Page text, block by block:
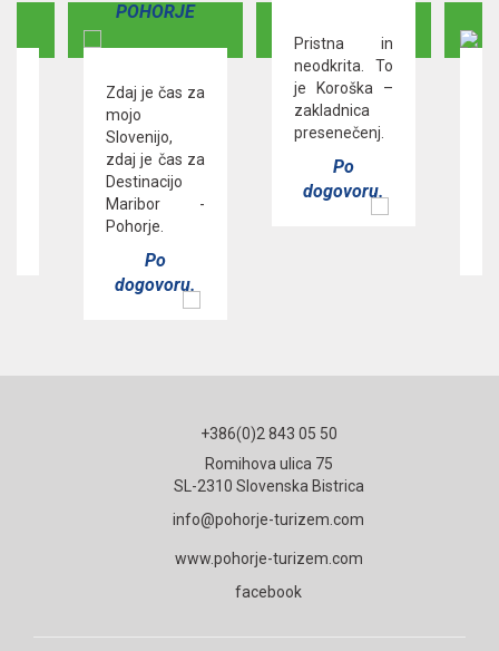
POHORJE
Zdaj je čas za
mojo
Slovenijo,
zdaj je čas za
Destinacijo
Maribor -
Pohorje.
Po
dogovoru.
Pristna in
neodkrita. To
je Koroška –
zakladnica
presenečenj.
Po
dogovoru.
+386(0)2 843 05 50
Romihova ulica 75
SL-2310 Slovenska Bistrica
info@pohorje-turizem.com
www.pohorje-turizem.com
facebook